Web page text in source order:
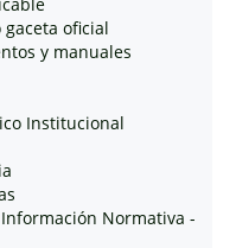
oficial
y manuales
Institucional
Normativa -